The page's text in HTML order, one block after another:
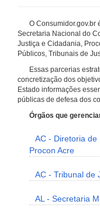
O Consumidor.gov.br
Secretaria Nacional do
Justiça e Cidadania,
Públicos, Tribunais de
Essas parcerias
concretização dos
Estado informações
públicas de defesa dos
Órgãos que
AC - Diretoria de
Procon Acre
AC - Tribunal de
AL - Secretaria